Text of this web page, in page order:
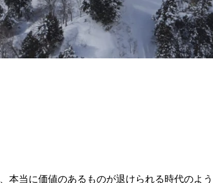
本当に価値のあるものが退けられる時代のよ